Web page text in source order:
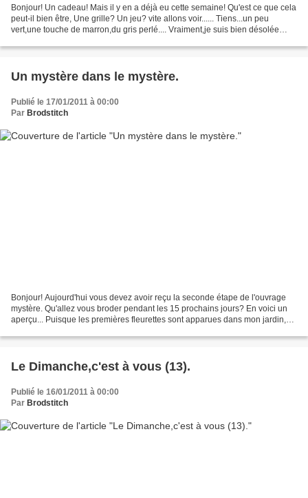
Bonjour! Un cadeau! Mais il y en a déjà eu cette semaine! Qu'est ce que cela
peut-il bien être, Une grille? Un jeu? vite allons voir...... Tiens...un peu
vert,une touche de marron,du gris perlé.... Vraiment,je suis bien désolée
Un mystère dans le mystère.
Publié le 17/01/2011 à 00:00
Par Brodstitch
Bonjour! Aujourd'hui vous devez avoir reçu la seconde étape de l'ouvrage
mystère. Qu'allez vous broder pendant les 15 prochains jours? En voici un
aperçu... Puisque les premières fleurettes sont apparues dans mon jardin,
Le Dimanche,c'est à vous (13).
Publié le 16/01/2011 à 00:00
Par Brodstitch